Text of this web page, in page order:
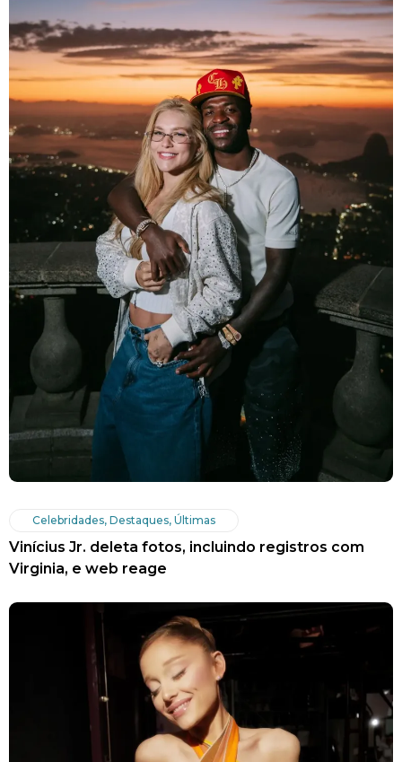
Celebridades, Destaques, Últimas
Vinícius Jr. deleta fotos, incluindo registros com
Virginia, e web reage